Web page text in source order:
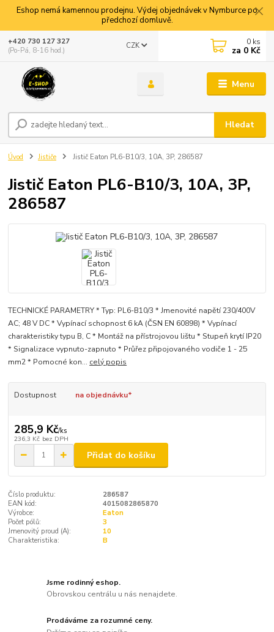
Eshop nemá kamennou prodejnu. Výdej objednávek v Nymburce po
předchozí domluvě.
Menu
CZK
Hledat
+420 730 127 327
(Po-Pá, 8-16 hod.)
0 ks
za 0 Kč
Úvod Jističe Jistič Eaton PL6-B10/3, 10A, 3P, 286587
Jistič Eaton PL6-B10/3, 10A, 3P,
286587
TECHNICKÉ PARAMETRY * Typ: PL6-B10/3 * Jmenovité napětí 230/400V
AC; 48 V DC * Vypínací schopnost 6 kA (ČSN EN 60898) * Vypínací
charakteristiky typu B, C * Montáž na přístrojovou lištu * Stupeň krytí IP20
* Signalizace vypnuto-zapnuto * Průřez připojovaného vodiče 1 - 25
mm2 * Pomocné kon... celý popis
Dostupnost na objednávku*
285,9 Kč/ks
236,3 Kč bez DPH
Přidat do košíku
Číslo produktu:
286587
EAN kód:
4015082865870
Výrobce:
Eaton
Počet pólů:
3
Jmenovitý proud (A):
10
Charakteristika:
B
Jsme rodinný eshop.
Obrovskou centrálu u nás nenajdete.
Prodáváme za rozumné ceny.